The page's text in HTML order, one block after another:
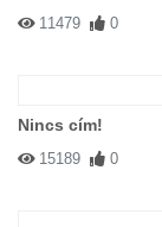
11479 0
Nincs cím!
15189 0